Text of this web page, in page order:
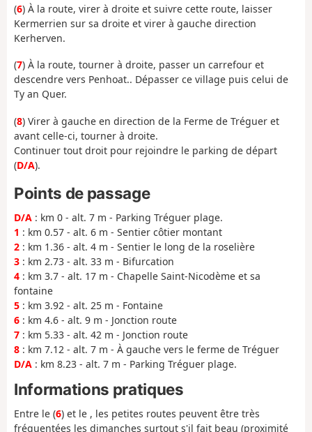
(6) À la route, virer à droite et suivre cette route, laisser
Kermerrien sur sa droite et virer à gauche direction
Kerherven.
(7) À la route, tourner à droite, passer un carrefour et
descendre vers Penhoat.. Dépasser ce village puis celui de
Ty an Quer.
(8) Virer à gauche en direction de la Ferme de Tréguer et
avant celle-ci, tourner à droite.
Continuer tout droit pour rejoindre le parking de départ
(D/A).
Points de passage
D/A : km 0 - alt. 7 m - Parking Tréguer plage.
1 : km 0.57 - alt. 6 m - Sentier côtier montant
2 : km 1.36 - alt. 4 m - Sentier le long de la roselière
3 : km 2.73 - alt. 33 m - Bifurcation
4 : km 3.7 - alt. 17 m - Chapelle Saint-Nicodème et sa
fontaine
5 : km 3.92 - alt. 25 m - Fontaine
6 : km 4.6 - alt. 9 m - Jonction route
7 : km 5.33 - alt. 42 m - Jonction route
8 : km 7.12 - alt. 7 m - À gauche vers le ferme de Tréguer
D/A : km 8.23 - alt. 7 m - Parking Tréguer plage.
Informations pratiques
Entre le (6) et le , les petites routes peuvent être très
fréquentées les dimanches surtout s'il fait beau (proximité